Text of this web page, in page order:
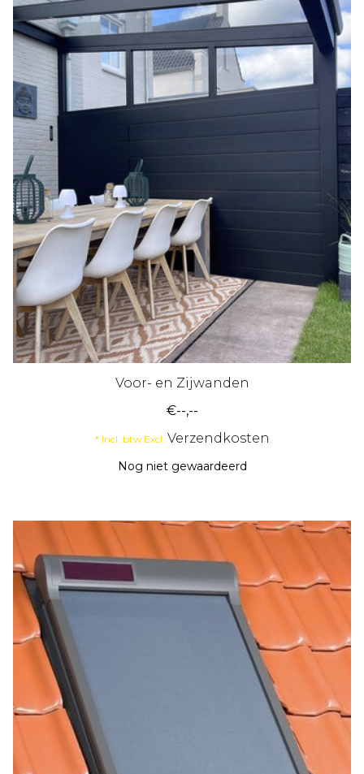
Voor- en Zijwanden
€--,--
* Incl. btw Excl. Verzendkosten
Nog niet gewaardeerd